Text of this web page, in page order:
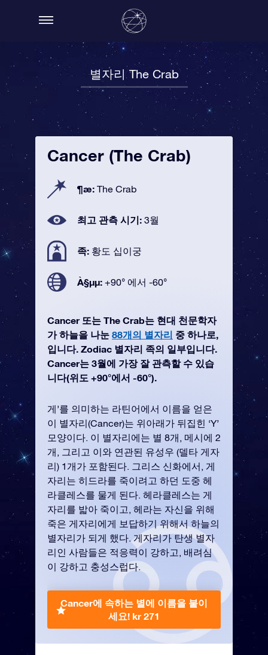
별자리 The Crab
Cancer (The Crab)
¶æ: The Crab
최고 관측 시기: 3월
족: 황도 십이궁
À§µµ: +90° 에서 -60°
Cancer 또는 The Crab는 현대 천문학자
가 하늘을 나눈 88개의 별자리 중 하나로,
입니다. Zodiac 별자리 족의 일부입니다.
Cancer는 3월에 가장 잘 관측할 수 있습
니다(위도 +90°에서 -60°).
게’를 의미하는 라틴어에서 이름을 얻은
이 별자리(Cancer)는 위아래가 뒤집힌 ‘Y’
모양이다. 이 별자리에는 별 8개, 메시에 2
개, 그리고 이와 연관된 유성우 (델타 게자
리) 1개가 포함된다. 그리스 신화에서, 게
자리는 히드라를 죽이려고 하던 도중 헤
라클레스를 물게 된다. 헤라클레스는 게
자리를 밟아 죽이고, 헤라는 자신을 위해
죽은 게자리에게 보답하기 위해서 하늘의
별자리가 되게 했다. 게자리가 탄생 별자
리인 사람들은 적응력이 강하고, 배려심
이 강하고 충성스럽다.
Cancer에 속하는 별에 이름을 붙이
세요! kr 271